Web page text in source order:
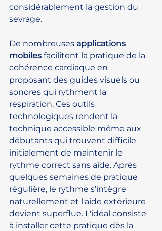
considérablement la gestion du
sevrage.
De nombreuses applications
mobiles facilitent la pratique de la
cohérence cardiaque en
proposant des guides visuels ou
sonores qui rythment la
respiration. Ces outils
technologiques rendent la
technique accessible même aux
débutants qui trouvent difficile
initialement de maintenir le
rythme correct sans aide. Après
quelques semaines de pratique
régulière, le rythme s'intègre
naturellement et l'aide extérieure
devient superflue. L'idéal consiste
à installer cette pratique dès la